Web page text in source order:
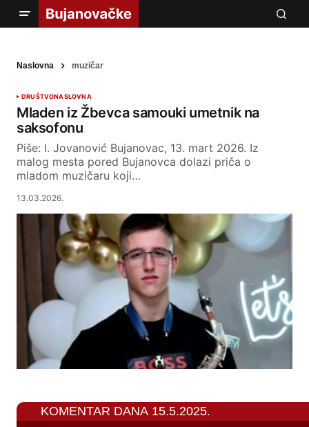
Naslovna muzičar
DRUŠTVONASLOVNA
Mladen iz Žbevca samouki umetnik na
saksofonu
Piše: I. Jovanović Bujanovac, 13. mart 2026. Iz
malog mesta pored Bujanovca dolazi priča o
mladom muzičaru koji…
13.03.2026.
KOMENTAR DANA 15.5.2025.